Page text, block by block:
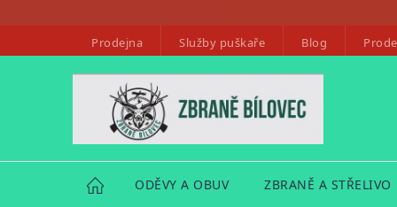
Prodejna Služby puškaře Blog
HOME ODĚVY A OBUV ZBRANĚ A STŘELIVO